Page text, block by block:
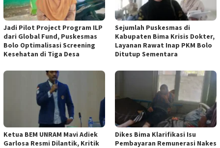
Jadi Pilot Project Program ILP
dari Global Fund, Puskesmas
Bolo Optimalisasi Screening
Kesehatan di Tiga Desa
Sejumlah Puskesmas di
Kabupaten Bima Krisis Dokter,
Layanan Rawat Inap PKM Bolo
Ditutup Sementara
Ketua BEM UNRAM Mavi Adiek
Garlosa Resmi Dilantik, Kritik
Dikes Bima Klarifikasi Isu
Pembayaran Remunerasi Nakes